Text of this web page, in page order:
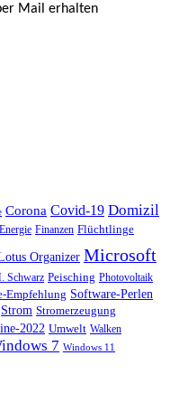
Mail erhalten
Corona Covid-19 Domizil
Energie Finanzen Flüchtlinge
Organizer Microsoft
Schwarz Peisching Photovoltaik
Empfehlung Software-Perlen
Strom Stromerzeugung
2022 Umwelt Walken
7 Windows 11